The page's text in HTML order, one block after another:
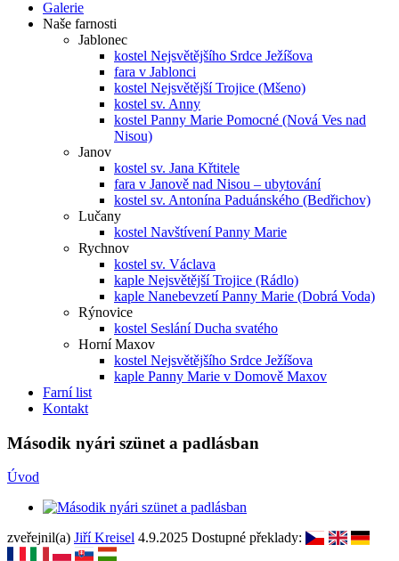
Galerie
Naše farnosti
Jablonec
kostel Nejsvětějšího Srdce Ježíšova
fara v Jablonci
kostel Nejsvětější Trojice (Mšeno)
kostel sv. Anny
kostel Panny Marie Pomocné (Nová Ves nad
Nisou)
Janov
kostel sv. Jana Křtitele
fara v Janově nad Nisou – ubytování
kostel sv. Antonína Paduánského (Bedřichov)
Lučany
kostel Navštívení Panny Marie
Rychnov
kostel sv. Václava
kaple Nejsvětější Trojice (Rádlo)
kaple Nanebevzetí Panny Marie (Dobrá Voda)
Rýnovice
kostel Seslání Ducha svatého
Horní Maxov
kostel Nejsvětějšího Srdce Ježíšova
kaple Panny Marie v Domově Maxov
Farní list
Kontakt
Második nyári szünet a padlásban
Úvod
zveřejnil(a) Jiří Kreisel 4.9.2025 Dostupné překlady: